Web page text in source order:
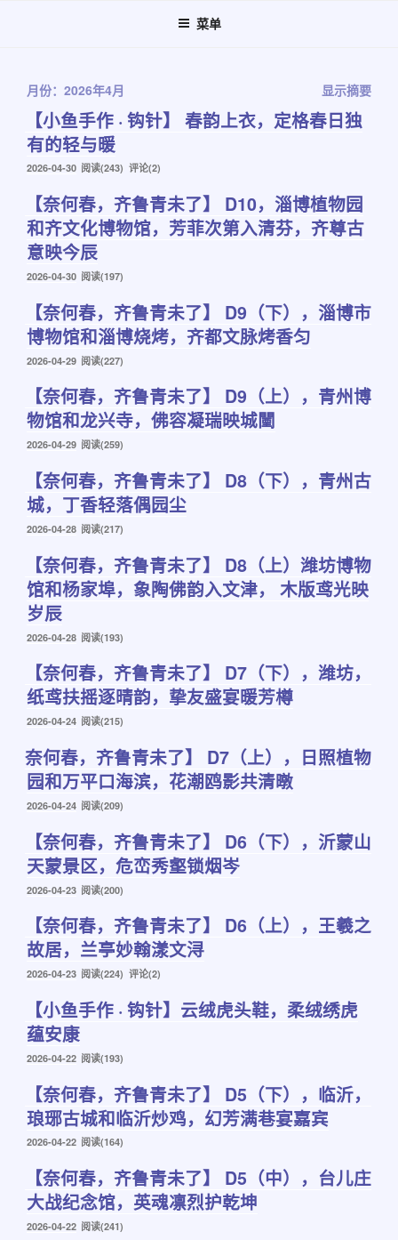
菜单
显示摘要
月份：2026年4月
【小鱼手作 · 钩针】 春韵上衣，定格春日独
有的轻与暖
发
2026-04-30 阅读(243) 评论(2)
【奈何春，齐鲁青未了】 D10，淄博植物园
和齐文化博物馆，芳菲次第入清芬，齐尊古
意映今辰
发
2026-04-30 阅读(197)
【奈何春，齐鲁青未了】 D9（下），淄博市
博物馆和淄博烧烤，齐都文脉烤香匀
发
2026-04-29 阅读(227)
【奈何春，齐鲁青未了】 D9（上），青州博
物馆和龙兴寺，佛容凝瑞映城闉
发
2026-04-29 阅读(259)
【奈何春，齐鲁青未了】 D8（下），青州古
城，丁香轻落偶园尘
发
2026-04-28 阅读(217)
【奈何春，齐鲁青未了】 D8（上）潍坊博物
馆和杨家埠，象陶佛韵入文津， 木版鸢光映
岁辰
发
2026-04-28 阅读(193)
【奈何春，齐鲁青未了】 D7（下），潍坊，
纸鸢扶摇逐晴韵，挚友盛宴暖芳樽
发
于
2026-04-24 阅读(215)
奈何春，齐鲁青未了】 D7（上），日照植物
园和万平口海滨，花潮鸥影共清暾
发
2026-04-24 阅读(209)
【奈何春，齐鲁青未了】 D6（下），沂蒙山
天蒙景区，危峦秀壑锁烟岑
发
2026-04-23 阅读(200)
【奈何春，齐鲁青未了】 D6（上），王羲之
故居，兰亭妙翰漾文浔
发
2026-04-23 阅读(224) 评论(2)
【小鱼手作 · 钩针】云绒虎头鞋，柔绒绣虎
蕴安康
发
2026-04-22 阅读(193)
【奈何春，齐鲁青未了】 D5（下），临沂，
琅琊古城和临沂炒鸡，幻芳满巷宴嘉宾
发
2026-04-22 阅读(164)
【奈何春，齐鲁青未了】 D5（中），台儿庄
大战纪念馆，英魂凛烈护乾坤
发
2026-04-22 阅读(241)